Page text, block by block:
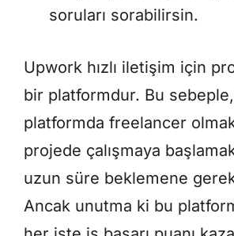
soruları sorabilirsin.
Upwork hızlı iletişim için
bir platformdur. Bu
platformda freelancer
projede çalışmaya
uzun süre beklemene
Ancak unutma ki bu